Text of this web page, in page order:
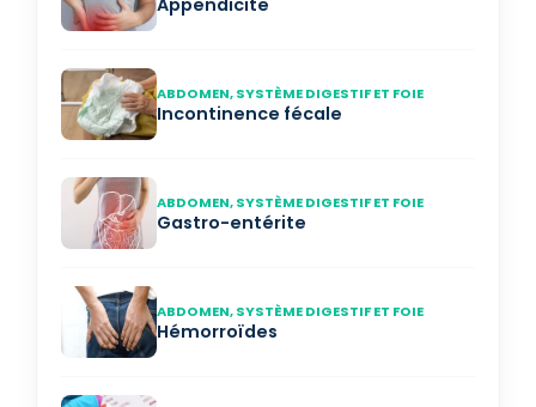
Appendicite
ABDOMEN, SYSTÈME DIGESTIF ET FOIE
Incontinence fécale
ABDOMEN, SYSTÈME DIGESTIF ET FOIE
Gastro-entérite
ABDOMEN, SYSTÈME DIGESTIF ET FOIE
Hémorroïdes